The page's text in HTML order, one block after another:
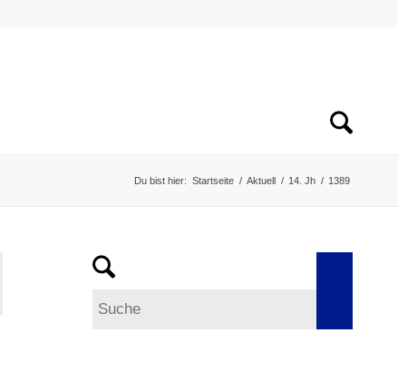
Du bist hier: Startseite / Aktuell / 14. Jh / 1389